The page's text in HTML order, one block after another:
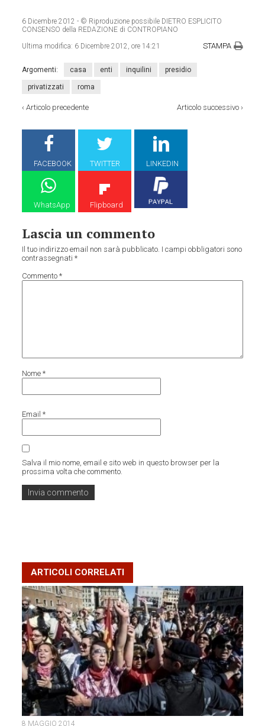
6 Dicembre 2012 - © Riproduzione possibile DIETRO ESPLICITO
CONSENSO della REDAZIONE di CONTROPIANO
Ultima modifica: 6 Dicembre 2012, ore 14:21 STAMPA
Argomenti: casa enti inquilini presidio
privatizzati roma
‹Articolo precedente Articolo successivo›
FACEBOOK TWITTER LINKEDIN
WhatsApp Flipboard
Lascia un commento
Il tuo indirizzo email non sarà pubblicato. I campi obbligatori sono
contrassegnati*
Commento*
Nome*
Email*
Salva il mio nome, email e sito web in questo browser per la
prossima volta che commento.
ARTICOLI CORRELATI
8 MAGGIO 2014